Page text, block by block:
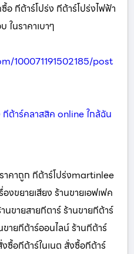
กีต้าร์โปร่ง กีต้าร์โปร่งไฟฟ้า
ในราคาเบาๆ
100071191502185/post
กีต้าร์คลาสสิค online ใกล้ฉัน
าคาถูก กีต้าร์โปร่งmartinlee
งขยายเสียง ร้านขายเอฟเฟค
ขายสายกีตาร์ ร้านขายกีต้าร์
ายกีต้าร์ออนไลน์ ร้านกีต้าร์
ซื้อกีต้าร์ในเนต สั่งซื้อกีต้าร์